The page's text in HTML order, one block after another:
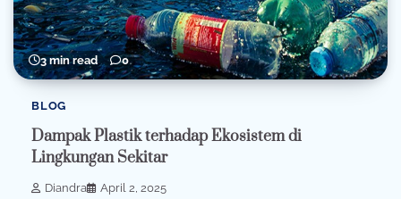
3 min read 0
BLOG
Dampak Plastik terhadap Ekosistem di
Lingkungan Sekitar
Diandra April 2, 2025